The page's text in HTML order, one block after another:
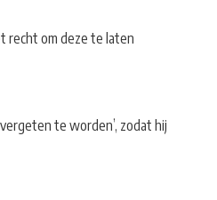
recht om deze te laten
te worden’, zodat hij